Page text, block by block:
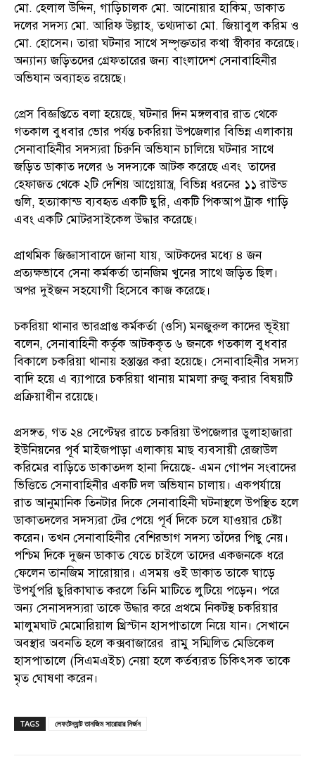
মো. হেলাল উদ্দিন, গাড়িচালক মো. আনোয়ার হাকিম, ডাকাত
দলের সদস্য মো. আরিফ উল্লাহ, তথ্যদাতা মো. জিয়াবুল করিম ও
মো. হোসেন। তারা ঘটনার সাথে সম্পৃক্ততার কথা স্বীকার করেছে।
অন্যান্য জড়িতদের গ্রেফতারের জন্য বাংলাদেশ সেনাবাহিনীর
অভিযান অব্যাহত রয়েছে।
প্রেস বিজ্ঞপ্তিতে বলা হয়েছে, ঘটনার দিন মঙ্গলবার রাত থেকে
গতকাল বুধবার ভোর পর্যন্ত চকরিয়া উপজেলার বিভিন্ন এলাকায়
সেনাবাহিনীর সদস্যরা চিরুনি অভিযান চালিয়ে ঘটনার সাথে
জড়িত ডাকাত দলের ৬ সদস্যকে আটক করেছে এবং তাদের
হেফাজত থেকে ২টি দেশিয় আগ্নেয়াস্ত্র, বিভিন্ন ধরনের ১১ রাউন্ড
গুলি, হত্যাকান্ড ব্যবহৃত একটি ছুরি, একটি পিকআপ ট্রাক গাড়ি
এবং একটি মোটরসাইকেল উদ্ধার করেছে।
প্রাথমিক জিজ্ঞাসাবাদে জানা যায়, আটকদের মধ্যে ৪ জন
প্রত্যক্ষভাবে সেনা কর্মকর্তা তানজিম খুনের সাথে জড়িত ছিল।
অপর দুইজন সহযোগী হিসেবে কাজ করেছে।
চকরিয়া থানার ভারপ্রাপ্ত কর্মকর্তা (ওসি) মনজুরুল কাদের ভূইয়া
বলেন, সেনাবাহিনী কর্তৃক আটককৃত ৬ জনকে গতকাল বুধবার
বিকালে চকরিয়া থানায় হস্তান্তর করা হয়েছে। সেনাবাহিনীর সদস্য
বাদি হয়ে এ ব্যাপারে চকরিয়া থানায় মামলা রুজু করার বিষয়টি
প্রক্রিয়াধীন রয়েছে।
প্রসঙ্গত, গত ২৪ সেপ্টেম্বর রাতে চকরিয়া উপজেলার ডুলাহাজারা
ইউনিয়নের পূর্ব মাইজপাড়া এলাকায় মাছ ব্যবসায়ী রেজাউল
করিমের বাড়িতে ডাকাতদল হানা দিয়েছে- এমন গোপন সংবাদের
ভিত্তিতে সেনাবাহিনীর একটি দল অভিযান চালায়। একপর্যায়ে
রাত আনুমানিক তিনটার দিকে সেনাবাহিনী ঘটনাস্থলে উপস্থিত হলে
ডাকাতদলের সদস্যরা টের পেয়ে পূর্ব দিকে চলে যাওয়ার চেষ্টা
করেন। তখন সেনাবাহিনীর বেশিরভাগ সদস্য তাঁদের পিছু নেয়।
পশ্চিম দিকে দুজন ডাকাত যেতে চাইলে তাদের একজনকে ধরে
ফেলেন তানজিম সারোয়ার। এসময় ওই ডাকাত তাকে ঘাড়ে
উপর্যুপরি ছুরিকাঘাত করলে তিনি মাটিতে লুটিয়ে পড়েন। পরে
অন্য সেনাসদস্যরা তাকে উদ্ধার করে প্রথমে নিকটস্থ চকরিয়ার
মালুমঘাট মেমোরিয়াল খ্রিস্টান হাসপাতালে নিয়ে যান। সেখানে
অবস্থার অবনতি হলে কক্সবাজারের রামু সম্মিলিত মেডিকেল
হাসপাতালে (সিএমএইচ) নেয়া হলে কর্তব্যরত চিকিৎসক তাকে
মৃত ঘোষণা করেন।
TAGS লেফটেন্যান্ট তানজিম সারোয়ার নির্জন